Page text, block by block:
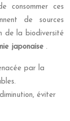
consommer ces
de sources
de la biodiversité
japonaise .
par la
éviter